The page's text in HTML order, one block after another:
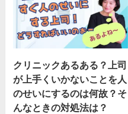
クリニックあるある？上司
が上手くいかないことを人
のせいにするのは何故？そ
んなときの対処法は？